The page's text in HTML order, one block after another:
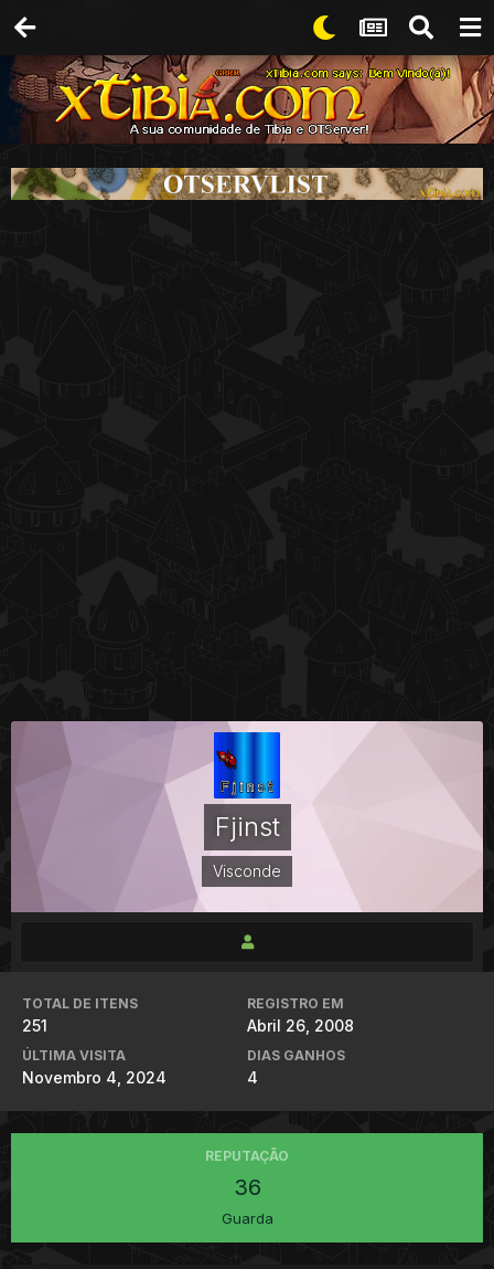
Fjinst
Visconde
TOTAL DE ITENS
251
REGISTRO EM
Abril 26, 2008
ÚLTIMA VISITA
Novembro 4, 2024
DIAS GANHOS
4
REPUTAÇÃO
36
Guarda